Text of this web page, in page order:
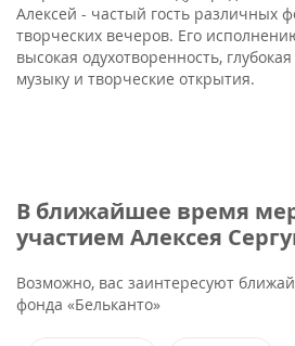
Алексей - частый гость различных
творческих вечеров. Его
высокая одухотворенность,
музыку и творческие открытия.
В ближайшее время
участием Алексея
Возможно, вас заинтересуют
фонда «Бельканто»